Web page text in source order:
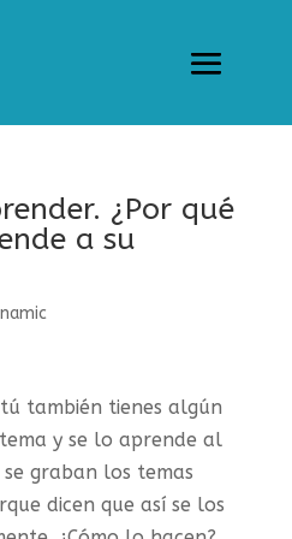
¿Por qué
a su
también tienes algún
y se lo aprende al
graban los temas
dicen que así se los